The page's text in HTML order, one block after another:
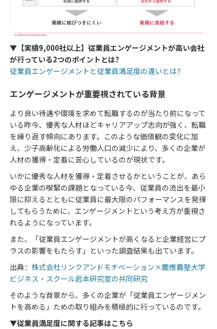
▼【実績9,000社以上】従業員エンゲージメントが高い会社
が行っている2つのポイントとは？
従業員エンゲージメントと従業員満足度の違いとは？
エンゲージメントが重要視されている背景
より良い待遇や環境を求めて転職するのが当たり前になって
いる昨今、優秀な人材ほどキャリアアップ志向が強く、転職
を繰り返す傾向にあります。このような価値観の変化に加
え、少子高齢化による労働人口の減少により、多くの企業が
人材の獲得・定着に苦心しているのが現状です。
いかに優秀な人材を獲得・定着させるかということが、あら
ゆる企業の喫緊の課題となっている今、従業員の流出を最小
限に抑えるとともに従業員に最大限のパフォーマンスを発揮
してもらうために、エンゲージメントという考え方が重視さ
れるようになっています。
また、「従業員エンゲージメントが高くなると企業経営にプ
ラスの影響をもたらす」といった調査結果も出ています。
出典： 株式会社リンクアンドモチベーション×慶應義塾大学
ビジネス・スクール岩本研究室の共同研究
そのような背景から、多くの企業が「従業員エンゲージメン
トを高める」ための取り組みを積極的に行っているのです。
▼従業員満足度に関する記事はこちら